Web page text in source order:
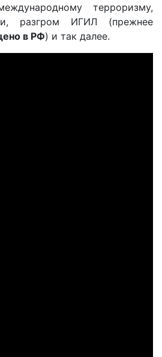
терроризму,
разгром ИГИЛ (прежнее
в РФ) и так далее.